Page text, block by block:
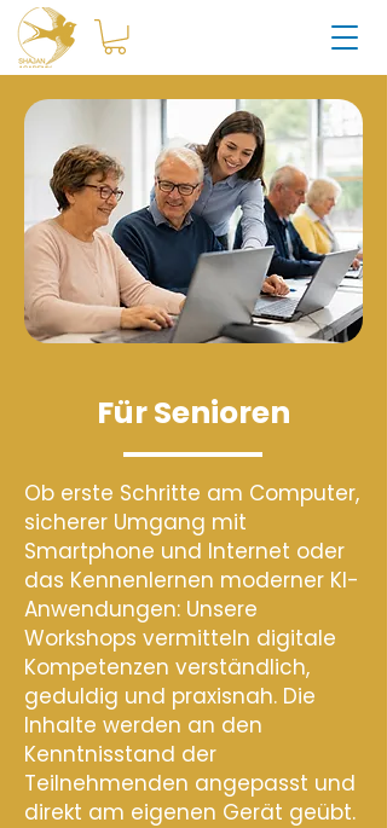
Für Senioren
Ob erste Schritte am Computer,
sicherer Umgang mit
Smartphone und Internet oder
das Kennenlernen moderner KI-
Anwendungen: Unsere
Workshops vermitteln digitale
Kompetenzen verständlich,
geduldig und praxisnah. Die
Inhalte werden an den
Kenntnisstand der
Teilnehmenden angepasst und
direkt am eigenen Gerät geübt.